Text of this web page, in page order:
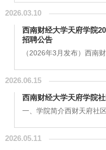
继承了原西南财经大学电
伍、办学理念、图书资料
位列中国独立学院第15名
经过二十余年的发展，学
立学院”、“亚太区最具发
2026.03.10
西南财经大学天府学院
招聘公告
（2026年3月发布）西南
员，有关事项如下：一、
院产教融合中心工作人员
产业对接与合作拓展：拓
学科发展适配的政校行企
清单；...
2026.06.15
西南财经大学天府学院
一、学院简介西财天府社
究院联合创建的产教融合
体”理念，即集社区科研
2026.05.11